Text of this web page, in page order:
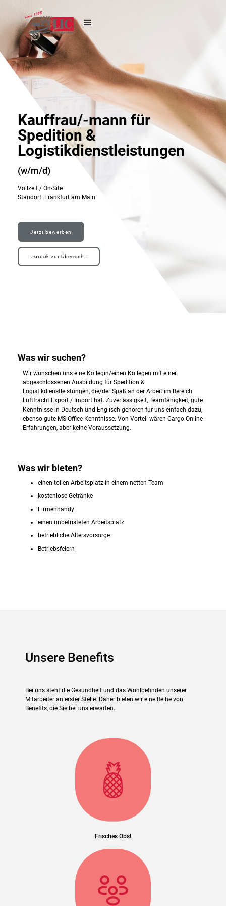
Kauffrau/-mann für
Spedition &
Logistikdienstleistungen
(w/m/d)
Vollzeit / On-Site
Standort: Frankfurt am Main
Jetzt bewerben
zurück zur Übersicht
Was wir suchen?
Wir wünschen uns eine Kollegin/einen Kollegen mit einer
abgeschlossenen Ausbildung für Spedition &
Logistikdienstleistungen, die/der Spaß an der Arbeit im Bereich
Luftfracht Export / Import hat. Zuverlässigkeit, Teamfähigkeit, gute
Kenntnisse in Deutsch und Englisch gehören für uns einfach dazu,
ebenso gute MS Office-Kenntnisse. Von Vorteil wären Cargo-Online-
Erfahrungen, aber keine Voraussetzung.
Was wir bieten?
einen tollen Arbeitsplatz in einem netten Team
kostenlose Getränke
Firmenhandy
einen unbefristeten Arbeitsplatz
betriebliche Altersvorsorge
Betriebsfeiern
Unsere Benefits
Bei uns steht die Gesundheit und das Wohlbefinden unserer
Mitarbeiter an erster Stelle. Daher bieten wir eine Reihe von
Benefits, die Sie bei uns erwarten.
Frisches Obst